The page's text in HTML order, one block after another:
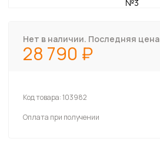
Нет в наличии. Последняя цена
28 790
Код товара:103982
Оплата при получении